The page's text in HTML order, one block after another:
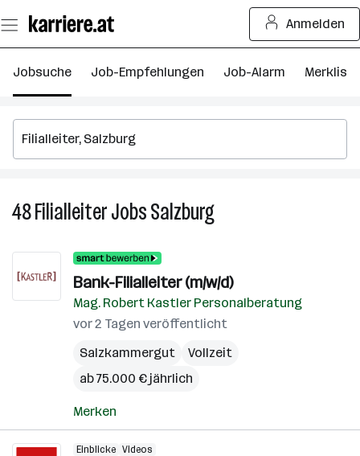
Seiteninhalt
springen
Anmelden
Jobsuche Job-Empfehlungen Job-Alarm Merkliste
48FilialleiterJobsSalzburg48
Filialleiter
Salzburg
Bank-Filialleiter (m/w/d)
Mag. Robert Kastler Personalberatung
vor 2 Tagen veröffentlicht
Salzkammergut
Vollzeit
ab 75.000 € jährlich
Merken
Einblicke Videos